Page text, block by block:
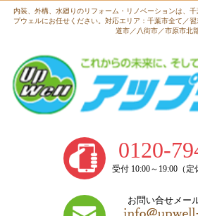
内装、外構、水廻りのリフォーム・リノベーションは、 千
プウェルにお任せください。 対応エリア：千葉市全て／
道市／八街市／市原市北
0120-
受付 10:00～19:00（定
お問い合せメー